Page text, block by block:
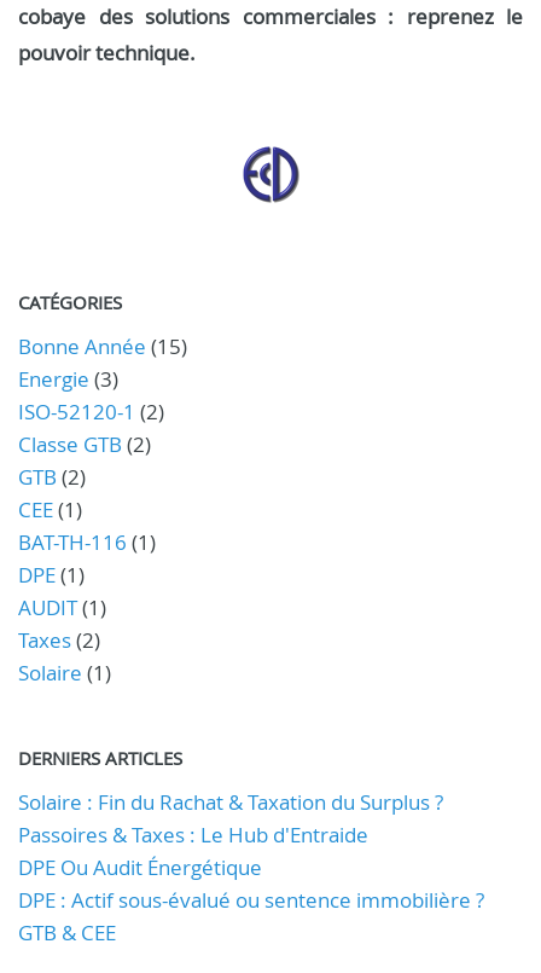
cobaye des solutions commerciales : reprenez le
pouvoir technique.
CATÉGORIES
Bonne Année (15)
Energie (3)
ISO-52120-1 (2)
Classe GTB (2)
GTB (2)
CEE(1)
BAT-TH-116 (1)
DPE(1)
AUDIT(1)
Taxes(2)
Solaire (1)
DERNIERS ARTICLES
Solaire : Fin du Rachat & Taxation du Surplus ?
Passoires & Taxes : Le Hub d'Entraide
DPE Ou Audit Énergétique
DPE : Actif sous-évalué ou sentence immobilière ?
GTB & CEE